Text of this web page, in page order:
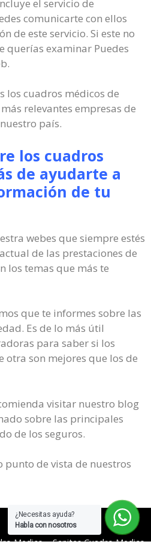
¿Necesitas ayuda?
Habla con nosotros
el servicio de
comunicarte con ellos
de este servicio. Si este no
querías examinar Puedes
los cuadros médicos de
relevantes empresas de
país.
los cuadros
de ayudarte a
de tu
webes que siempre estés
de las prestaciones de
los temas que más te
que te informes sobre las
Es de lo más útil
para saber si los
otra son mejores que los de
visitar nuestro blog
sobre las principales
de los seguros.
punto de vista de nuestros